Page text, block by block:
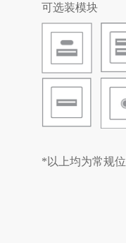
可选装模块
*以上均为常规